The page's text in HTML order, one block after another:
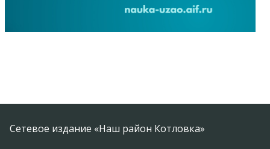
Сетевое издание «Наш район Котловка»